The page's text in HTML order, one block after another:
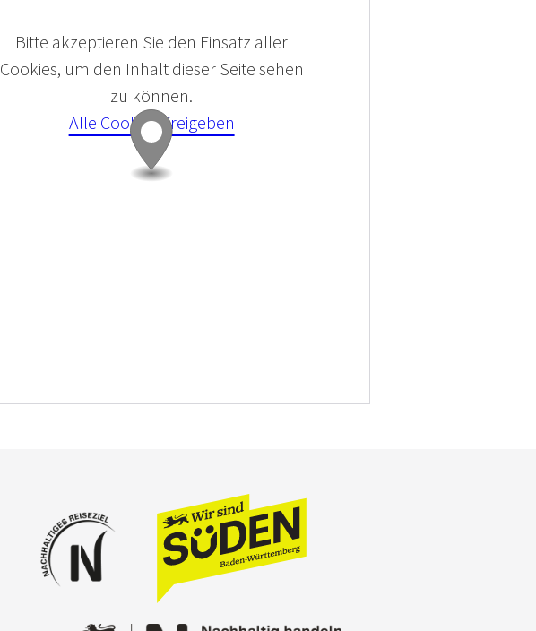
Bitte akzeptieren Sie den Einsatz aller
Cookies, um den Inhalt dieser Seite sehen
zu können.
Alle Cookies Freigeben